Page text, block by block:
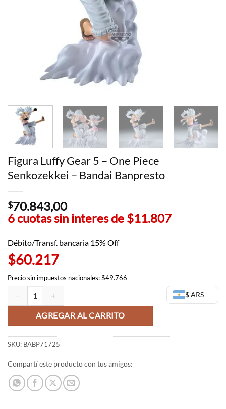
Figura Luffy Gear 5 – One Piece
Senkozekkei – Bandai Banpresto
$70.843,00
6 cuotas sin interes de $11.807
Débito/Transf. bancaria 15% Off
$60.217
Precio sin impuestos nacionales: $49.766
$ ARS
Figura Luffy Gear 5 - One Piece Senkozekkei - Bandai Banpresto
AGREGAR AL CARRITO
SKU: BABP71725
Compartí este producto con tus amigos: